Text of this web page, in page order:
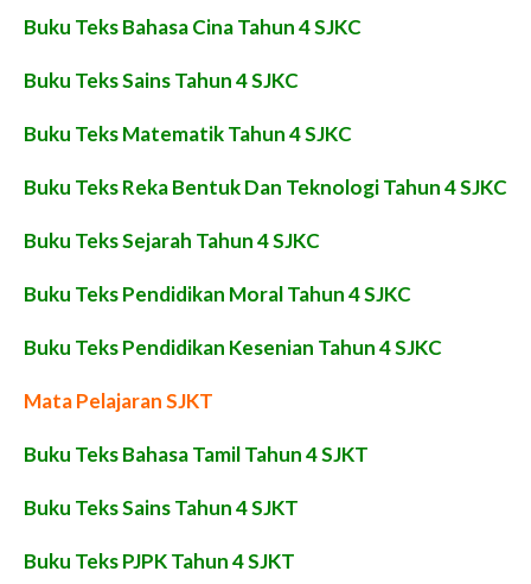
Buku Teks Bahasa Cina Tahun 4 SJKC
Buku Teks Sains Tahun 4 SJKC
Buku Teks Matematik Tahun 4 SJKC
Buku Teks Reka Bentuk Dan Teknologi Tahun 4 SJKC
Buku Teks Sejarah Tahun 4 SJKC
Buku Teks Pendidikan Moral Tahun 4 SJKC
Buku Teks Pendidikan Kesenian Tahun 4 SJKC
Mata Pelajaran SJKT
Buku Teks Bahasa Tamil Tahun 4 SJKT
Buku Teks Sains Tahun 4 SJKT
Buku Teks PJPK Tahun 4 SJKT